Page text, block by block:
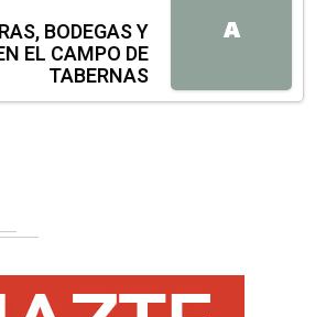
A
BODEGAS Y
EL CAMPO DE
TABERNAS